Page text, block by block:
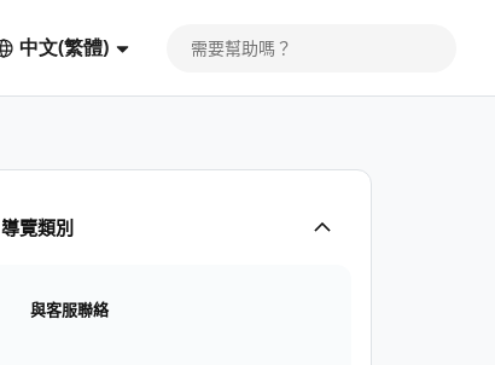
中文(繁體)
導覽類別
與客服聯絡